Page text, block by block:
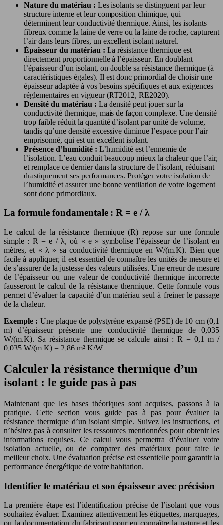
Nature du matériau : Les isolants se distinguent par leur
structure interne et leur composition chimique, qui
déterminent leur conductivité thermique. Ainsi, les isolants
fibreux comme la laine de verre ou la laine de roche, capturent
l’air dans leurs fibres, un excellent isolant naturel.
Épaisseur du matériau : La résistance thermique est
directement proportionnelle à l’épaisseur. En doublant
l’épaisseur d’un isolant, on double sa résistance thermique (à
caractéristiques égales). Il est donc primordial de choisir une
épaisseur adaptée à vos besoins spécifiques et aux exigences
réglementaires en vigueur (RT2012, RE2020).
Densité du matériau : La densité peut jouer sur la
conductivité thermique, mais de façon complexe. Une densité
trop faible réduit la quantité d’isolant par unité de volume,
tandis qu’une densité excessive diminue l’espace pour l’air
emprisonné, qui est un excellent isolant.
Présence d’humidité : L’humidité est l’ennemie de
l’isolation. L’eau conduit beaucoup mieux la chaleur que l’air,
et remplace ce dernier dans la structure de l’isolant, réduisant
drastiquement ses performances. Protéger votre isolation de
l’humidité et assurer une bonne ventilation de votre logement
sont donc primordiaux.
La formule fondamentale : R = e / λ
Le calcul de la résistance thermique (R) repose sur une formule
simple : R = e / λ, où « e » symbolise l’épaisseur de l’isolant en
mètres, et « λ » sa conductivité thermique en W/(m.K). Bien que
facile à appliquer, il est essentiel de connaître les unités de mesure et
de s’assurer de la justesse des valeurs utilisées. Une erreur de mesure
de l’épaisseur ou une valeur de conductivité thermique incorrecte
fausseront le calcul de la résistance thermique. Cette formule vous
permet d’évaluer la capacité d’un matériau seul à freiner le passage
de la chaleur.
Exemple : Une plaque de polystyrène expansé (PSE) de 10 cm (0,1
m) d’épaisseur présente une conductivité thermique de 0,035
W/(m.K). Sa résistance thermique se calcule ainsi : R = 0,1 m /
0,035 W/(m.K) = 2,86 m².K/W.
Calculer la résistance thermique d’un
isolant : le guide pas à pas
Maintenant que les bases théoriques sont acquises, passons à la
pratique. Cette section vous guide pas à pas pour évaluer la
résistance thermique d’un isolant simple. Suivez les instructions, et
n’hésitez pas à consulter les ressources mentionnées pour obtenir les
informations requises. Ce calcul vous permettra d’évaluer votre
isolation actuelle, ou de comparer des matériaux pour faire le
meilleur choix. Une évaluation précise est essentielle pour garantir la
performance énergétique de votre habitation.
Identifier le matériau et son épaisseur avec précision
La première étape est l’identification précise de l’isolant que vous
souhaitez évaluer. Examinez attentivement les étiquettes, marquages,
ou la documentation du fabricant pour en connaître la nature et les